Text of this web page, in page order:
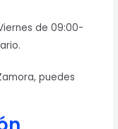
de 09:00-
puedes